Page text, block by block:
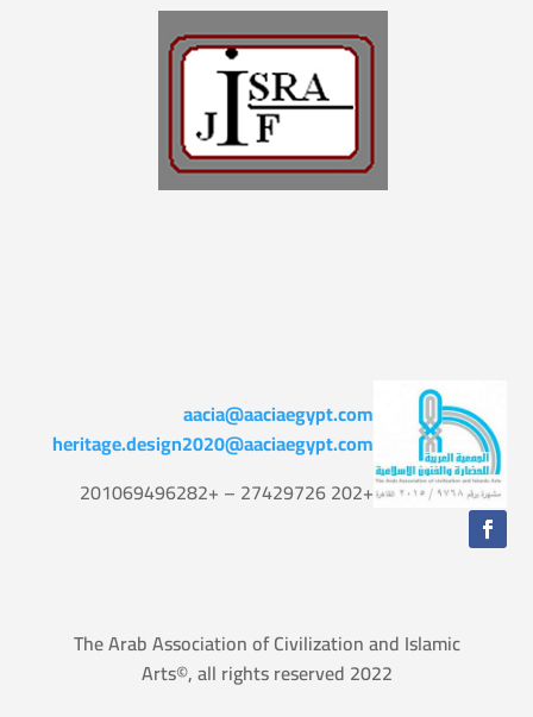
aacia@aaciaegypt.com
heritage.design2020@aaciaegypt.com
+202 27429726 – +201069496282
The Arab Association of Civilization and Islamic
Arts©, all rights reserved 2022